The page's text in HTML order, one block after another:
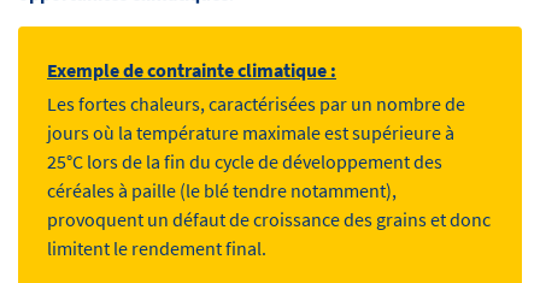
Exemple de contrainte climatique :
Les fortes chaleurs, caractérisées par un nombre de
jours où la température maximale est supérieure à
25°C lors de la fin du cycle de développement des
céréales à paille (le blé tendre notamment),
provoquent un défaut de croissance des grains et donc
limitent le rendement final.